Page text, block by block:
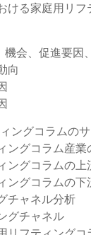
ける家庭用リ
機会、促進要因
向
ングコラムの
ングコラム産
ングコラムの上
ングコラムの
チャネル分析
チャネル